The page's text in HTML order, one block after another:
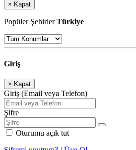
× Kapat
Popüler ŞehirlerTürkiye
Giriş
× Kapat
Giriş (Email veya Telefon)
Şifre
Oturumu açık tut